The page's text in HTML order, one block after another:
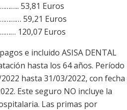
53,81 Euros
59,21 Euros
120,07 Euros
e incluido ASISA DENTAL
hasta los 64 años. Período
hasta 31/03/2022, con fecha
Este seguro NO incluye la
Las primas por